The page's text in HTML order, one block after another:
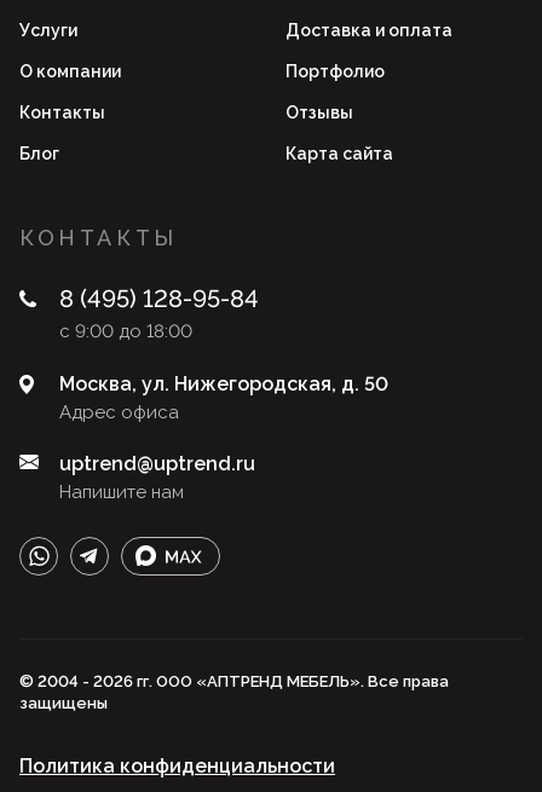
Услуги Доставка и оплата
О компании Портфолио
Контакты Отзывы
Блог Карта сайта
КОНТАКТЫ
8 (495) 128-95-84
с 9:00 до 18:00
Адрес офиса
Москва, ул. Нижегородская, д. 50
Напишите нам
uptrend@uptrend.ru
© 2004 - 2026 гг. ООО «АПТРЕНД МЕБЕЛЬ». Все права
защищены
Политика конфиденциальности